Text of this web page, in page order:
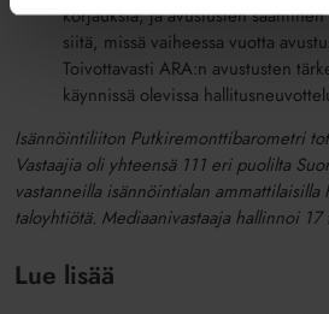
korjauksia, ja avustusten
siitä, missä vaiheessa vuotta
Toivottavasti ARA:n avustusten
käynnissä olevissa
Isännöintiliiton Putkiremonttibarometri
Vastaajia oli yhteensä 111 eri puolilta
vastanneilla isännöintialan
taloyhtiötä. Mediaanivastaaja hallinnoi
Lue lisää